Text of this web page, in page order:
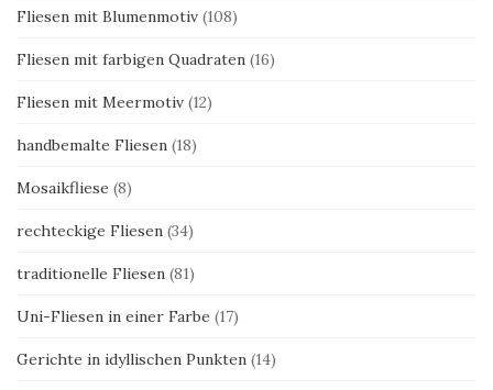
Fliesen mit Blumenmotiv (108)
Fliesen mit farbigen Quadraten (16)
Fliesen mit Meermotiv (12)
handbemalte Fliesen (18)
Mosaikfliese (8)
rechteckige Fliesen (34)
traditionelle Fliesen (81)
Uni-Fliesen in einer Farbe (17)
Gerichte in idyllischen Punkten (14)